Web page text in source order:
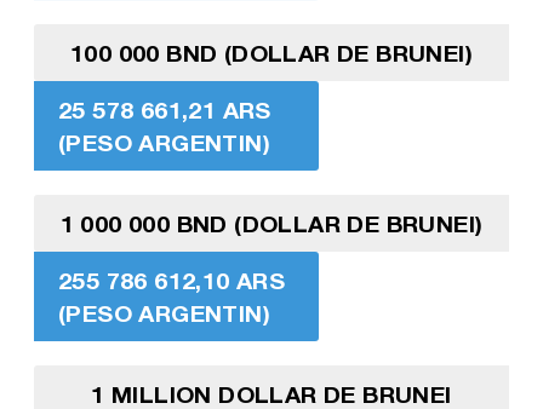
100 000 BND (DOLLAR DE BRUNEI)
25 578 661,21 ARS
(PESO ARGENTIN)
1 000 000 BND (DOLLAR DE BRUNEI)
255 786 612,10 ARS
(PESO ARGENTIN)
1 MILLION DOLLAR DE BRUNEI